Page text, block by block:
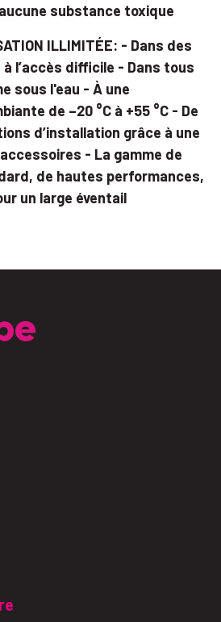
substance toxique
ILLIMITÉE: - Dans des
l’accès difficile - Dans tous
sous l'eau - À une
de –20 °C à +55 °C - De
d’installation grâce à une
- La gamme de
de hautes performances,
un large éventail